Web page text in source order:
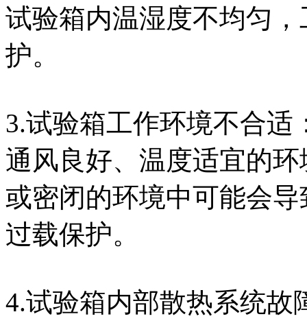
试验箱内温湿度不均匀
护。
3.试验箱工作环境不合
通风良好、温度适宜的
或密闭的环境中可能会
过载保护。
4.试验箱内部散热系统故